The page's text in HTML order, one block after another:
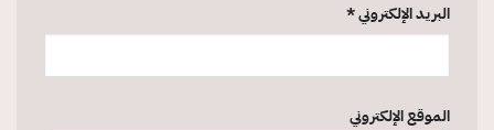
البريد الإلكتروني*
الموقع الإلكتروني